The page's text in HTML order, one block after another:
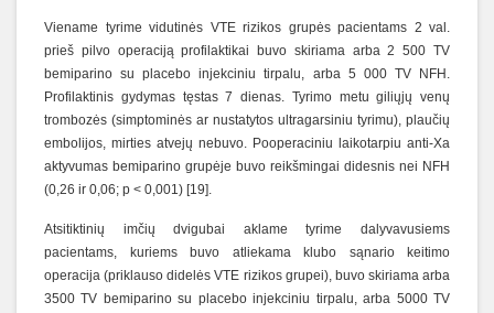
Viename tyrime vidutinės VTE rizikos grupės pacientams 2 val.
prieš pilvo operaciją profilaktikai buvo skiriama arba 2 500 TV
bemiparino su placebo injekciniu tirpalu, arba 5 000 TV NFH.
Profilaktinis gydymas tęstas 7 dienas. Tyrimo metu giliųjų venų
trombozės (simptominės ar nustatytos ultragarsiniu tyrimu), plaučių
embolijos, mirties atvejų nebuvo. Pooperaciniu laikotarpiu anti-Xa
aktyvumas bemiparino grupėje buvo reikšmingai didesnis nei NFH
(0,26 ir 0,06; p < 0,001) [19].
Atsitiktinių imčių dvigubai aklame tyrime dalyvavusiems
pacientams, kuriems buvo atliekama klubo sąnario keitimo
operacija (priklauso didelės VTE rizikos grupei), buvo skiriama arba
3500 TV bemiparino su placebo injekciniu tirpalu, arba 5000 TV